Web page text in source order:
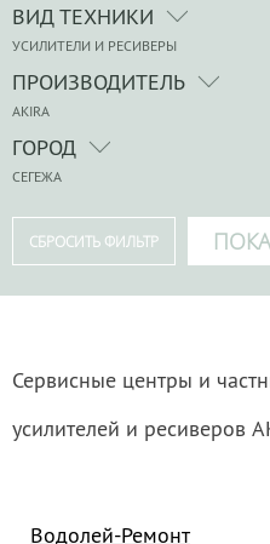
ВИД ТЕХНИКИ
УСИЛИТЕЛИ И РЕСИВЕРЫ
ПРОИЗВОДИТЕЛЬ
AKIRA
ГОРОД
СЕГЕЖА
Сервисные центры и
усилителей и ресиверов
Водолей-Ремонт